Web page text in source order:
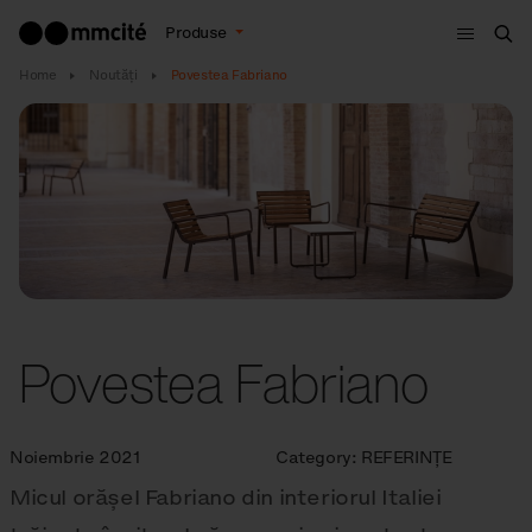
Produse
Meniu
Home Noutăţi Povestea Fabriano
Povestea Fabriano
Noiembrie 2021 Category: REFERINȚE
Micul orășel Fabriano din interiorul Italiei